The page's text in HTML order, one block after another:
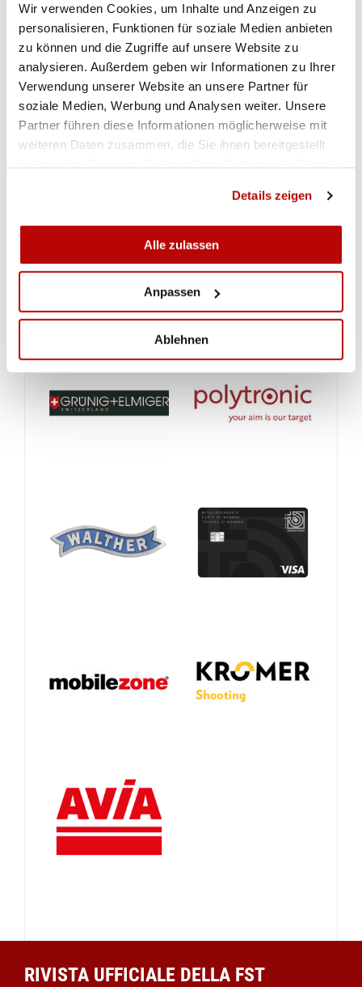
Wir verwenden Cookies, um Inhalte und Anzeigen zu
personalisieren, Funktionen für soziale Medien anbieten
zu können und die Zugriffe auf unsere Website zu
analysieren. Außerdem geben wir Informationen zu Ihrer
Verwendung unserer Website an unsere Partner für
soziale Medien, Werbung und Analysen weiter. Unsere
Partner führen diese Informationen möglicherweise mit
weiteren Daten zusammen, die Sie ihnen bereitgestellt
Details zeigen
Alle zulassen
Anpassen
Ablehnen
RIVISTA UFFICIALE DELLA FST